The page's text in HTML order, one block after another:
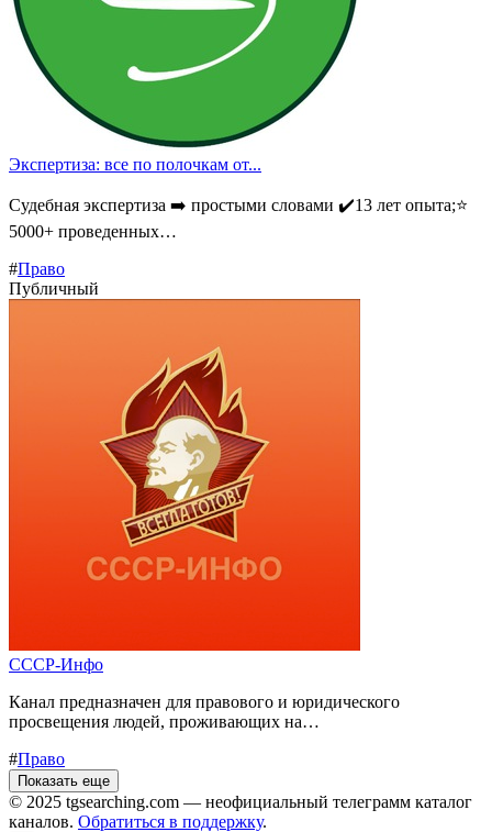
Экспертиза: все по полочкам от...
Судебная экспертиза ➡️ простыми словами ✔️13 лет опыта;⭐
5000+ проведенных…
#Право
Публичный
СССР-Инфо
Канал предназначен для правового и юридического
просвещения людей, проживающих на…
#Право
Показать еще
© 2025 tgsearching.com — неофициальный телеграмм каталог
каналов. Обратиться в поддержку.